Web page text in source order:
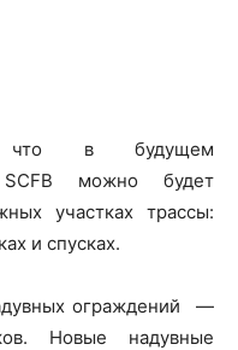
что в будущем
SCFB можно будет
участках трассы:
и спусках.
ограждений —
Новые надувные